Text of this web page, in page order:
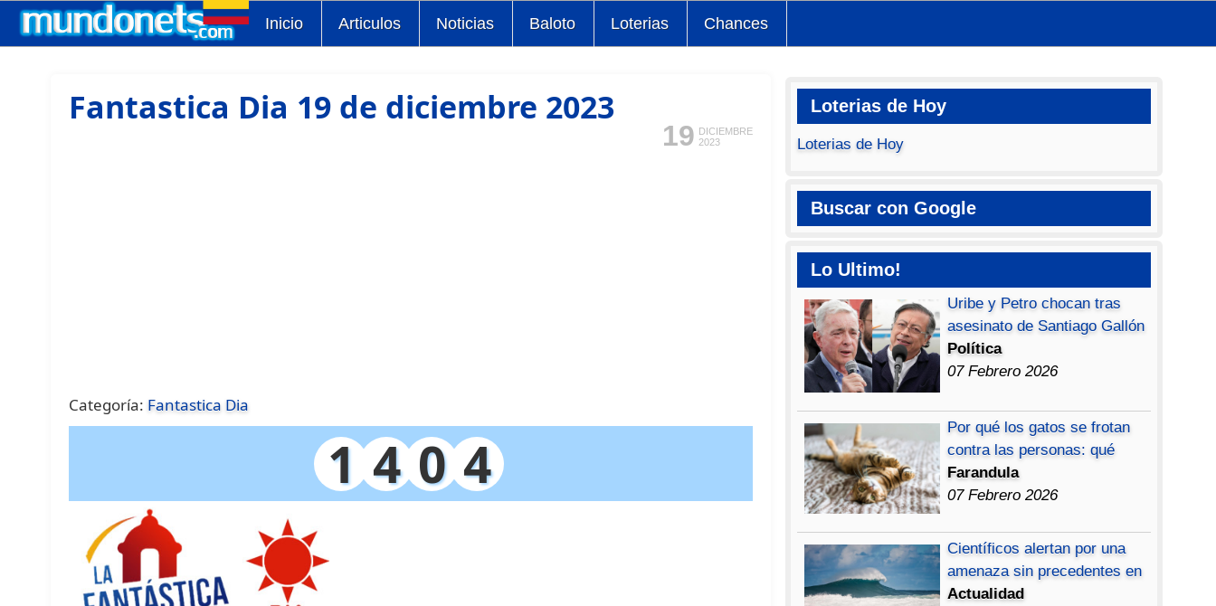
Inicio Articulos Noticias Baloto Loterias Chances
Fantastica Dia 19 de diciembre 2023
19 DICIEMBRE
2023
Categoría: Fantastica Dia
1 4 0 4
Loterias de Hoy
Loterias de Hoy
Buscar con Google
Lo Ultimo!
Uribe y Petro chocan tras
asesinato de Santiago Gallón
Política
07 Febrero 2026
Por qué los gatos se frotan
contra las personas: qué
Farandula
07 Febrero 2026
Científicos alertan por una
amenaza sin precedentes en
Actualidad